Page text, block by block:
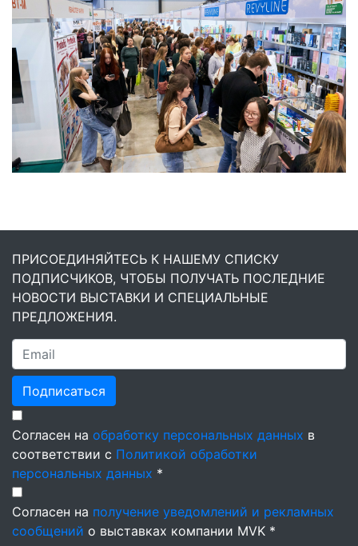
ПРИСОЕДИНЯЙТЕСЬ К НАШЕМУ СПИСКУ
ПОДПИСЧИКОВ, ЧТОБЫ ПОЛУЧАТЬ ПОСЛЕДНИЕ
НОВОСТИ ВЫСТАВКИ И СПЕЦИАЛЬНЫЕ
ПРЕДЛОЖЕНИЯ.
Подписаться
Согласен на обработку персональных данных в
соответствии с Политикой обработки
персональных данных *
Согласен на получение уведомлений и рекламных
сообщений о выставках компании MVK *